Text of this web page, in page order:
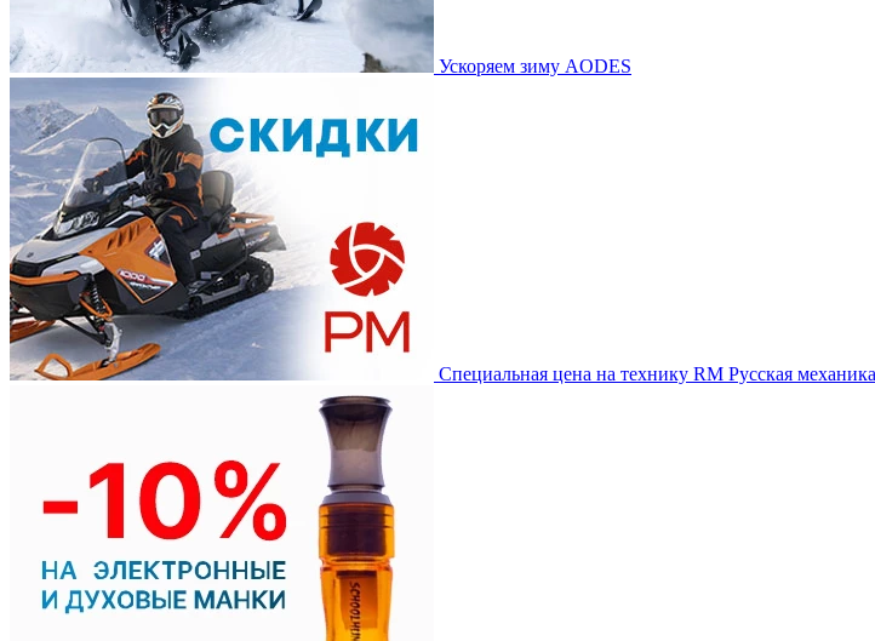
Ускоряем зиму AODES
Специальная цена на технику RM Русская механика